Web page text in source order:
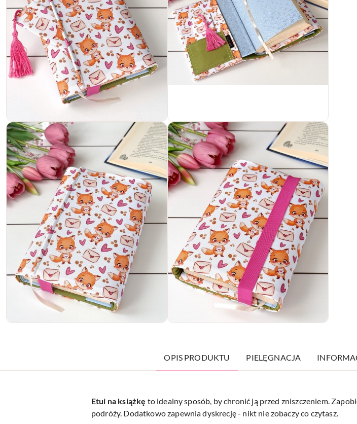
OPIS PRODUKTU PIELĘGNACJA
Etui na książkę to idealny sposób, by chronić ją przed zniszczeniem.
podróży. Dodatkowo zapewnia dyskrecję - nikt nie zobaczy co czytasz.